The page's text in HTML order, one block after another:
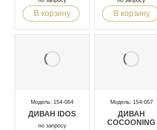
В корзину В корзину
Модель: 154-064
ДИВАН IDOS
по запросу
Модель: 154-057
ДИВАН
COCOONING